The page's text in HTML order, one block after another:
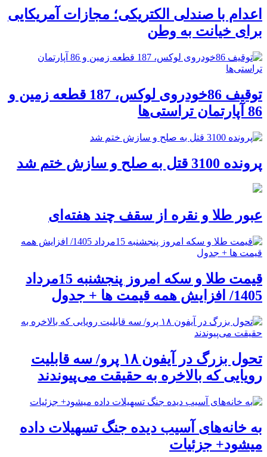
اعدام با صندلی الکتریکی؛ مجازات آمریکایی
برای خیانت به وطن
توقیف 86خودروی لوکس، 187 قطعه زمین و
86 آپارتمان تراستی‌ها
پرونده 3100 قتل به صلح و سازش ختم شد
عبور طلا و نقره از سقف چند هفته‌ای
قیمت طلا و سکه امروز پنجشنبه 15مرداد
1405/ افزایش همه قیمت ها + جدول
تحول بزرگ در آیفون ۱۸ پرو/ سه قابلیت
رویایی که بالاخره به حقیقت می‌پیوندند
به خانه‌های آسیب دیده جنگ تسهیلات داده
میشود+ جزئیات